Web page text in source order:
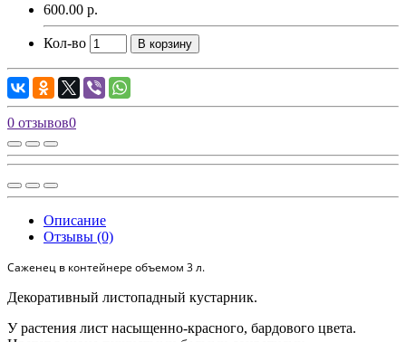
600.00 р.
Кол-во В корзину
0 отзывов0
Описание
Отзывы (0)
Саженец в контейнере объемом 3 л.
Декоративный листопадный кустарник.
У растения лист насыщенно-красного, бардового цвета.